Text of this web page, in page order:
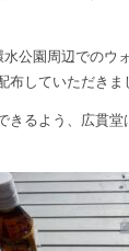
公園周辺でのウ
布していただきま
きるよう、広貫堂